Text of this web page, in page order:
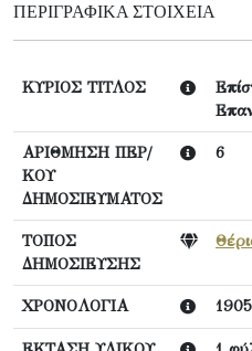
ΠΕΡΙΓΡΑΦΙΚΆ ΣΤΟΙΧΕΊΑ
ΚΥΡΙΟΣ ΤΙΤΛΟΣ
ΑΡΙΘΜΗΣΗ ΠΕΡ/
ΚΟΥ
ΔΗΜΟΣΙΕΥΜΑΤΟΣ
6
ΤΟΠΟΣ
ΔΗΜΟΣΙΕΥΣΗΣ
ΧΡΟΝΟΛΟΓΙΑ